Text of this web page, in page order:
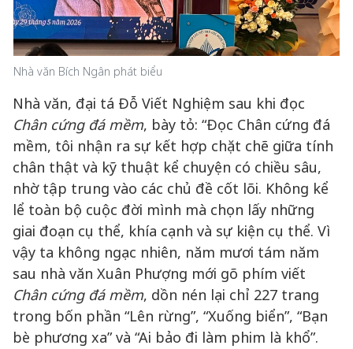
Nhà văn Bích Ngân phát biểu
Nhà văn, đại tá Đỗ Viết Nghiệm sau khi đọc
Chân cứng đá mềm, bày tỏ: “Đọc Chân cứng đá
mềm, tôi nhận ra sự kết hợp chặt chẽ giữa tính
chân thật và kỹ thuật kể chuyện có chiều sâu,
nhờ tập trung vào các chủ đề cốt lõi. Không kể
lể toàn bộ cuộc đời mình mà chọn lấy những
giai đoạn cụ thể, khía cạnh và sự kiện cụ thể. Vì
vậy ta không ngạc nhiên, năm mươi tám năm
sau nhà văn Xuân Phượng mới gõ phím viết
Chân cứng đá mềm, dồn nén lại chỉ 227 trang
trong bốn phần “Lên rừng”, “Xuống biển”, “Bạn
bè phương xa” và “Ai bảo đi làm phim là khổ”.